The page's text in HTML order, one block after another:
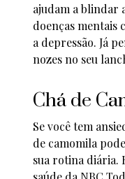
ajudam a blindar
doenças mentais
a depressão. Já
nozes no seu
Chá de
Se você tem
de camomila
sua rotina diária.